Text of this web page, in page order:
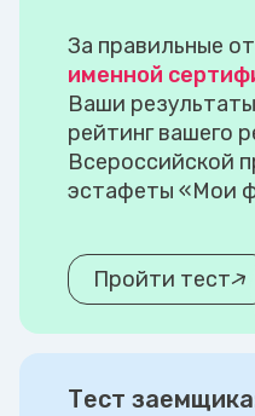
За правильные
именной
Ваши
рейтинг вашего
Всероссийской
эстафеты «Мои
Пройти тест
Тест